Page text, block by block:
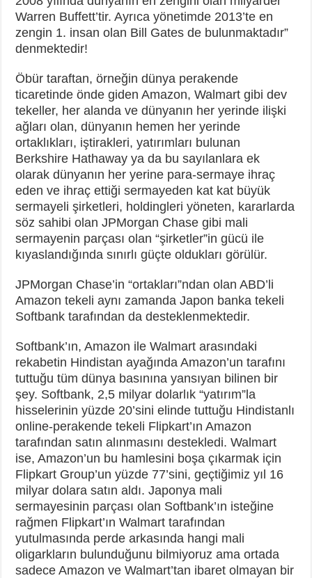
Warren Buffett’tir. Ayrıca yönetimde 2013’te en
zengin 1. insan olan Bill Gates de bulunmaktadır”
denmektedir!
Öbür taraftan, örneğin dünya perakende
ticaretinde önde giden Amazon, Walmart gibi dev
tekeller, her alanda ve dünyanın her yerinde ilişki
ağları olan, dünyanın hemen her yerinde
ortaklıkları, iştirakleri, yatırımları bulunan
Berkshire Hathaway ya da bu sayılanlara ek
olarak dünyanın her yerine para-sermaye ihraç
eden ve ihraç ettiği sermayeden kat kat büyük
sermayeli şirketleri, holdingleri yöneten, kararlarda
söz sahibi olan JPMorgan Chase gibi mali
sermayenin parçası olan “şirketler”in gücü ile
kıyaslandığında sınırlı güçte oldukları görülür.
JPMorgan Chase’in “ortakları”ndan olan ABD’li
Amazon tekeli aynı zamanda Japon banka tekeli
Softbank tarafından da desteklenmektedir.
Softbank’ın, Amazon ile Walmart arasındaki
rekabetin Hindistan ayağında Amazon’un tarafını
tuttuğu tüm dünya basınına yansıyan bilinen bir
şey. Softbank, 2,5 milyar dolarlık “yatırım”la
hisselerinin yüzde 20’sini elinde tuttuğu Hindistanlı
online-perakende tekeli Flipkart’ın Amazon
tarafından satın alınmasını destekledi. Walmart
ise, Amazon’un bu hamlesini boşa çıkarmak için
Flipkart Group’un yüzde 77’sini, geçtiğimiz yıl 16
milyar dolara satın aldı. Japonya mali
sermayesinin parçası olan Softbank’ın isteğine
rağmen Flipkart’ın Walmart tarafından
yutulmasında perde arkasında hangi mali
oligarkların bulunduğunu bilmiyoruz ama ortada
sadece Amazon ve Walmart’tan ibaret olmayan bir